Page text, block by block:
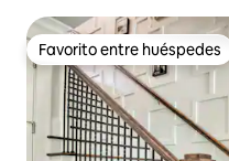
Favorito entre huéspedes
Favorito entre huéspedes